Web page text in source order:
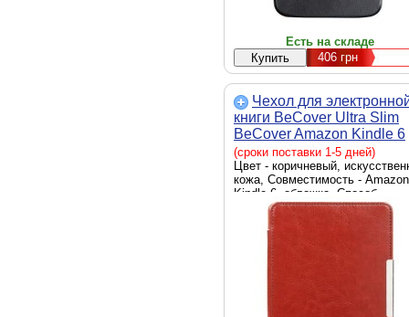
Есть на складе
406грн
Чехол для
книги BeCover Ultra Slim
BeCover Amazon Kindle 6
2016 Brown (701857)
(сроки поставки 1-5 дней)
Цвет - коричневый,
кожа, Совместимость - Amazon
Kindle 6, обложка, Способ
крепления - держатель-рамка